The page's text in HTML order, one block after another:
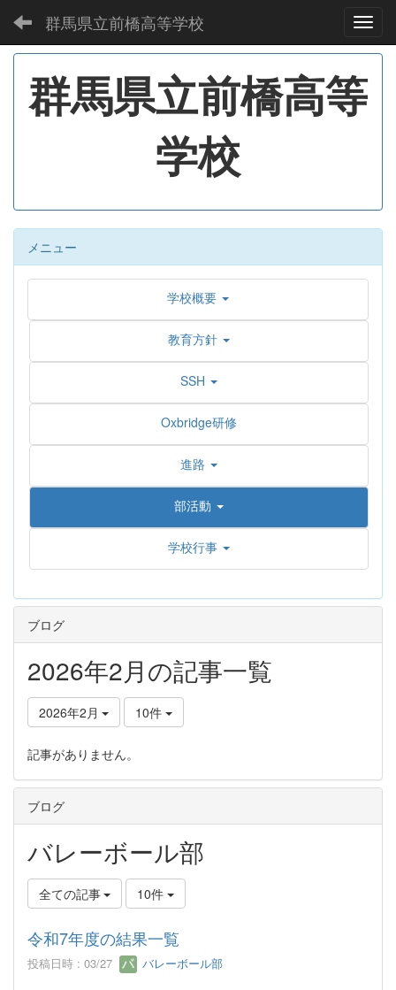
群馬県立前橋高等学校
群馬県立前橋高等
学校
メニュー
学校概要
教育方針
SSH
Oxbridge研修
進路
部活動
学校行事
ブログ
2026年2月の記事一覧
2026年2月 10件
記事がありません。
ブログ
バレーボール部
全ての記事 10件
令和7年度の結果一覧
投稿日時 : 03/27 バレーボール部